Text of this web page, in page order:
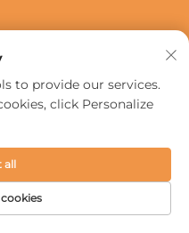
to provide our services.
click Personalize
all